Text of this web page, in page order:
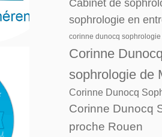
Cabinet de
sophrologie en
corinne dunocq
Corinne
sophrologie de
Corinne Dunocq
Corinne Dunocq
proche Rouen